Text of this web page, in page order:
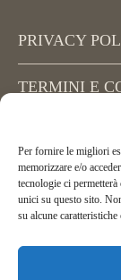
Per fornire le migliori
memorizzare e/o
tecnologie ci
unici su questo sito.
su alcune
PRIVACY
TERMINI E